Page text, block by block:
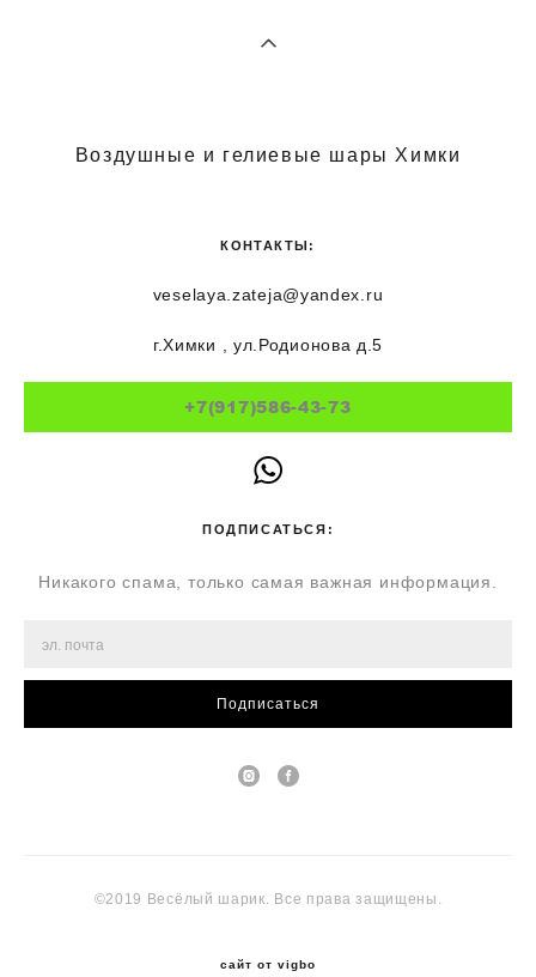
Воздушные и гелиевые шары Химки
КОНТАКТЫ:
veselaya.zateja@yandex.ru
г.Химки , ул.Родионова д.5
+7(917)586-43-73
ПОДПИСАТЬСЯ:
Никакого спама, только самая важная информация.
Подписаться
©2019 Весёлый шарик. Все права защищены.
сайт от vigbo